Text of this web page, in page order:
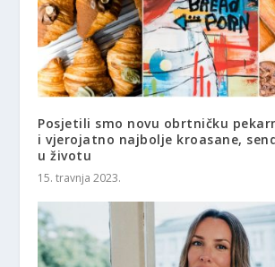
Posjetili smo novu obrtničku
i vjerojatno najbolje kroasane,
u životu
15. travnja 2023.